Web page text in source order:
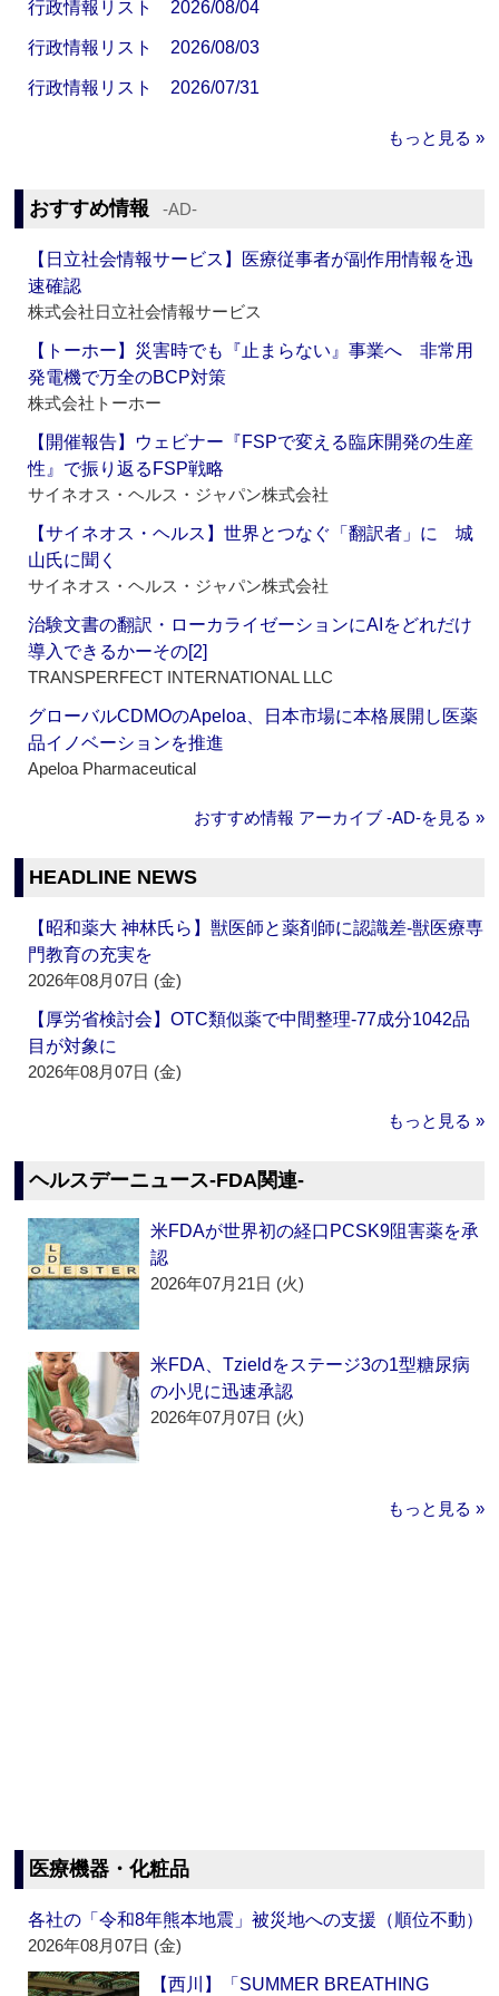
行政情報リスト 2026/08/04
行政情報リスト 2026/08/03
行政情報リスト 2026/07/31
もっと見る »
おすすめ情報 ‐AD‐
【日立社会情報サービス】医療従事者が副作用情報を迅
速確認
株式会社日立社会情報サービス
【トーホー】災害時でも『止まらない』事業へ 非常用
発電機で万全のBCP対策
株式会社トーホー
【開催報告】ウェビナー『FSPで変える臨床開発の生産
性』で振り返るFSP戦略
サイネオス・ヘルス・ジャパン株式会社
【サイネオス・ヘルス】世界とつなぐ「翻訳者」に 城
山氏に聞く
サイネオス・ヘルス・ジャパン株式会社
治験文書の翻訳・ローカライゼーションにAIをどれだけ
導入できるかーその[2]
TRANSPERFECT INTERNATIONAL LLC
グローバルCDMOのApeloa、日本市場に本格展開し医薬
品イノベーションを推進
Apeloa Pharmaceutical
おすすめ情報 アーカイブ ‐AD‐を見る »
HEADLINE NEWS
【昭和薬大 神林氏ら】獣医師と薬剤師に認識差‐獣医療専
門教育の充実を
2026年08月07日 (金)
【厚労省検討会】OTC類似薬で中間整理‐77成分1042品
目が対象に
2026年08月07日 (金)
もっと見る »
ヘルスデーニュース‐FDA関連‐
米FDAが世界初の経口PCSK9阻害薬を承
認
2026年07月21日 (火)
米FDA、Tzieldをステージ3の1型糖尿病
の小児に迅速承認
2026年07月07日 (火)
もっと見る »
医療機器・化粧品
各社の「令和8年熊本地震」被災地への支援（順位不動）
2026年08月07日 (金)
【西川】「SUMMER BREATHING